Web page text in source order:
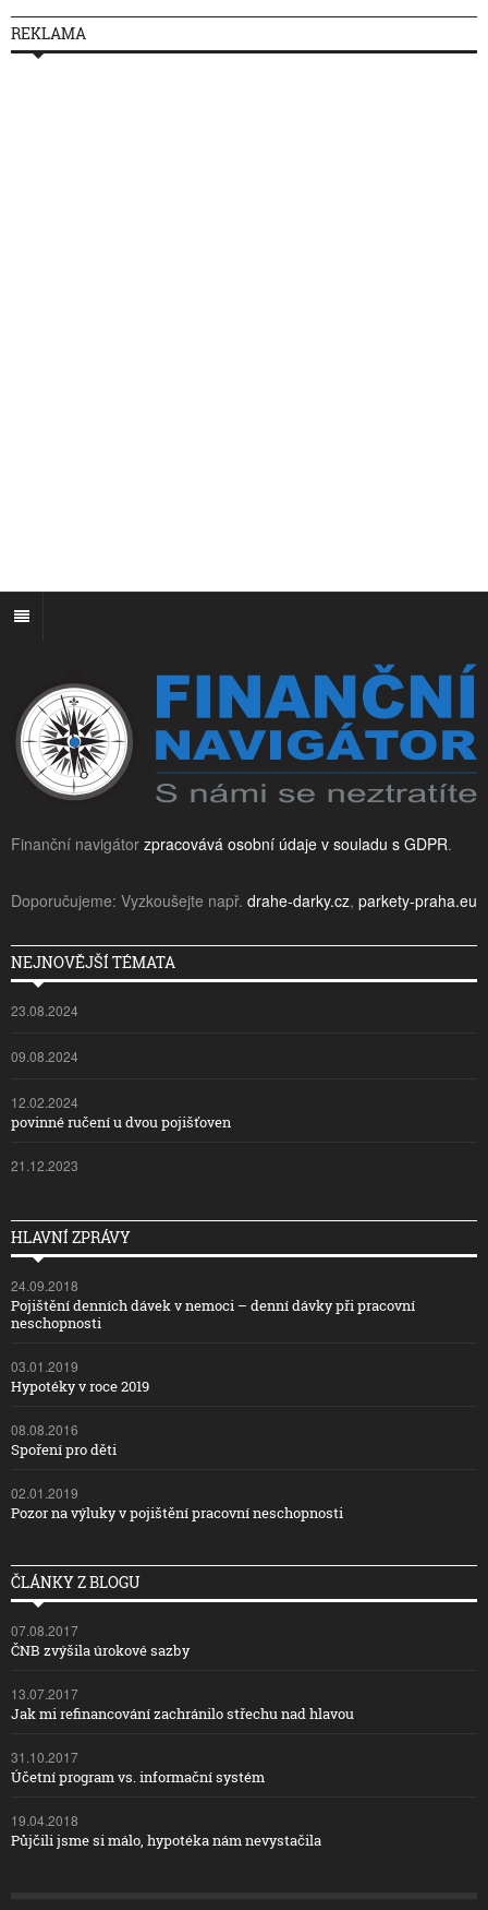
REKLAMA
Finanční navigátor zpracovává osobní údaje v souladu s GDPR.
Doporučujeme: Vyzkoušejte např. drahe-darky.cz, parkety-praha.eu
NEJNOVĚJŠÍ TÉMATA
23.08.2024
09.08.2024
12.02.2024
povinné ručení u dvou pojišťoven
21.12.2023
HLAVNÍ ZPRÁVY
24.09.2018
Pojištění denních dávek v nemoci – denní dávky při pracovní
neschopnosti
03.01.2019
Hypotéky v roce 2019
08.08.2016
Spoření pro děti
02.01.2019
Pozor na výluky v pojištění pracovní neschopnosti
ČLÁNKY Z BLOGU
07.08.2017
ČNB zvýšila úrokové sazby
13.07.2017
Jak mi refinancování zachránilo střechu nad hlavou
31.10.2017
Účetní program vs. informační systém
19.04.2018
Půjčili jsme si málo, hypotéka nám nevystačila